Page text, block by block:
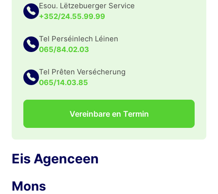
Esou. Lëtzebuerger Service
+352/24.55.99.99
Tel Perséinlech Léinen
065/84.02.03
Tel Prêten Versécherung
065/14.03.85
Vereinbare en Termin
Eis Agenceen
Mons